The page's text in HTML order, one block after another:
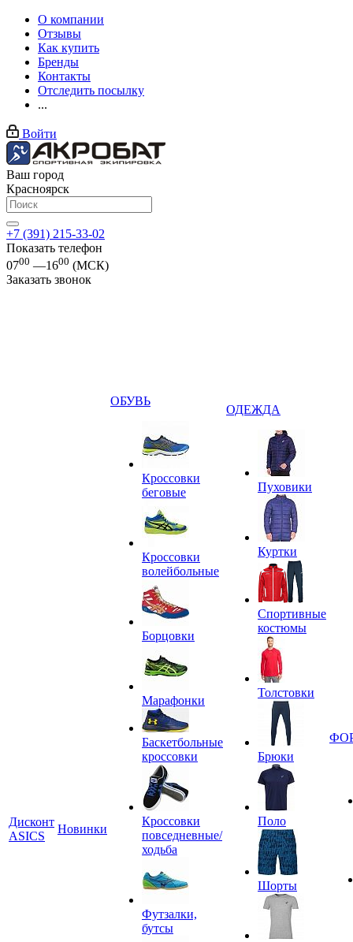
О компании
Отзывы
Как купить
Бренды
Контакты
Отследить посылку
...
Войти
Ваш город
Красноярск
+7 (391) 215-33-02
Показать телефон
0700 —1600 (МСК)
Заказать звонок
Дисконт
ASICS
Новинки
ОБУВЬ
Кроссовки
беговые
Кроссовки
волейбольные
Борцовки
Марафонки
Баскетбольные
кроссовки
Кроссовки
повседневные/
ходьба
Футзалки,
бутсы
ОДЕЖДА
Пуховики
Куртки
Спортивные
костюмы
Толстовки
Брюки
Поло
Шорты